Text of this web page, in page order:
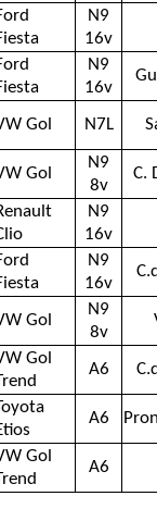
N9
16v
N9
16v
Gol N7L
Gol
N9
8v
C.
N9
16v
N9
16v
Gol
N9
8v
Gol
A6
A6
Gol
A6